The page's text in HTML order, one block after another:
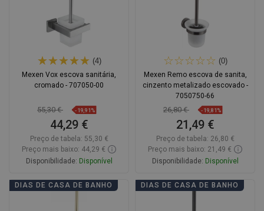
(4)
Mexen Vox escova sanitária,
cromado - 707050-00
55,30 € -19,91%
44,29 €
Preço de tabela: 55,30 €
Preço mais baixo: 44,29 €
Disponibilidade: Disponível
Adicionar
(0)
Mexen Remo escova de sanita,
cinzento metalizado escovado -
7050750-66
26,80 € -19,81%
21,49 €
Preço de tabela: 26,80 €
Preço mais baixo: 21,49 €
Disponibilidade: Disponível
Adicionar
DIAS DE CASA DE BANHO DIAS DE CASA DE BANHO